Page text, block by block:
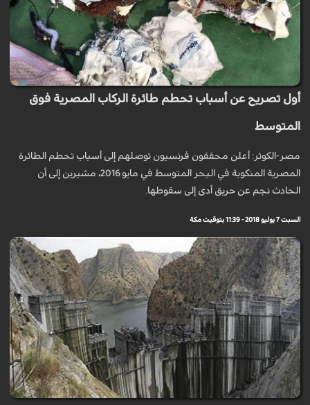
أول تصريح عن أسباب تحطم طائرة الركاب المصرية فوق
المتوسط
مصر-الكوثر: أعلن محققون فرنسيون توصلهم إلى أسباب تحطم الطائرة
المصرية المنكوبة في البحر المتوسط في مايو 2016، مشيرين إلى أن
الحادث نجم عن حريق أدى إلى سقوطها.
السبت 7 يوليو 2018 - 11:39 بتوقيت مكة